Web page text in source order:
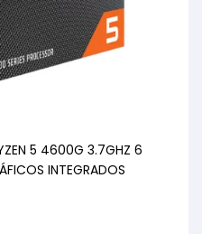
5 4600G 3.7GHZ 6
INTEGRADOS